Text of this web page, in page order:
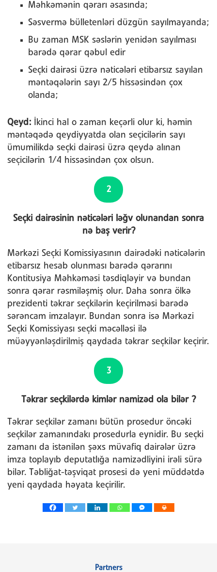
Məhkəmənin qərarı əsasında;
Səsvermə bülletenləri düzgün sayılmayanda;
Bu zaman MSK səslərin yenidən sayılması
barədə qərar qəbul edir
Seçki dairəsi üzrə nəticələri etibarsız sayılan
məntəqələrin sayı 2/5 hissəsindən çox
olanda;
Qeyd: İkinci hal o zaman keçərli olur ki, həmin
məntəqədə qeydiyyatda olan seçicilərin sayı
ümumilikdə seçki dairəsi üzrə qeydə alınan
seçicilərin 1/4 hissəsindən çox olsun.
2
Seçki dairəsinin nəticələri ləğv olunandan sonra
nə baş verir?
Mərkəzi Seçki Komissiyasının dairədəki nəticələrin
etibarsız hesab olunması barədə qərarını
Kontitusiya Məhkəməsi təsdiqləyir və bundan
sonra qərar rəsmiləşmiş olur. Daha sonra ölkə
prezidenti təkrar seçkilərin keçirilməsi barədə
sərəncam imzalayır. Bundan sonra isə Mərkəzi
Seçki Komissiyası seçki məcəlləsi ilə
müəyyənləşdirilmiş qaydada təkrar seçkilər keçirir.
3
Təkrar seçkilərdə kimlər namizəd ola bilər ?
Təkrar seçkilər zamanı bütün prosedur öncəki
seçkilər zamanındakı prosedurla eynidir. Bu seçki
zamanı da istənilən şəxs müvafiq dairələr üzrə
imza toplayıb deputatlığa namizədliyini irəli sürə
bilər. Təbliğat-təşviqat prosesi də yeni müddətdə
yeni qaydada həyata keçirilir.
Partners